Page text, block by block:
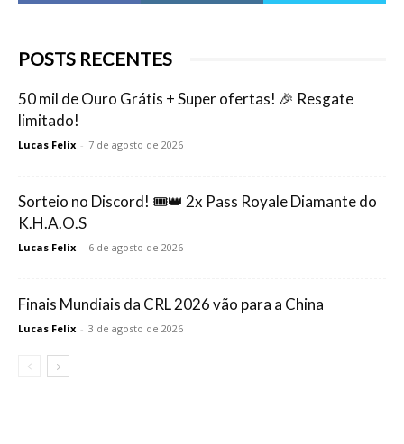
POSTS RECENTES
50 mil de Ouro Grátis + Super ofertas! 🎉 Resgate
limitado!
Lucas Felix - 7 de agosto de 2026
Sorteio no Discord! 🎟️👑 2x Pass Royale Diamante do
K.H.A.O.S
Lucas Felix - 6 de agosto de 2026
Finais Mundiais da CRL 2026 vão para a China
Lucas Felix - 3 de agosto de 2026